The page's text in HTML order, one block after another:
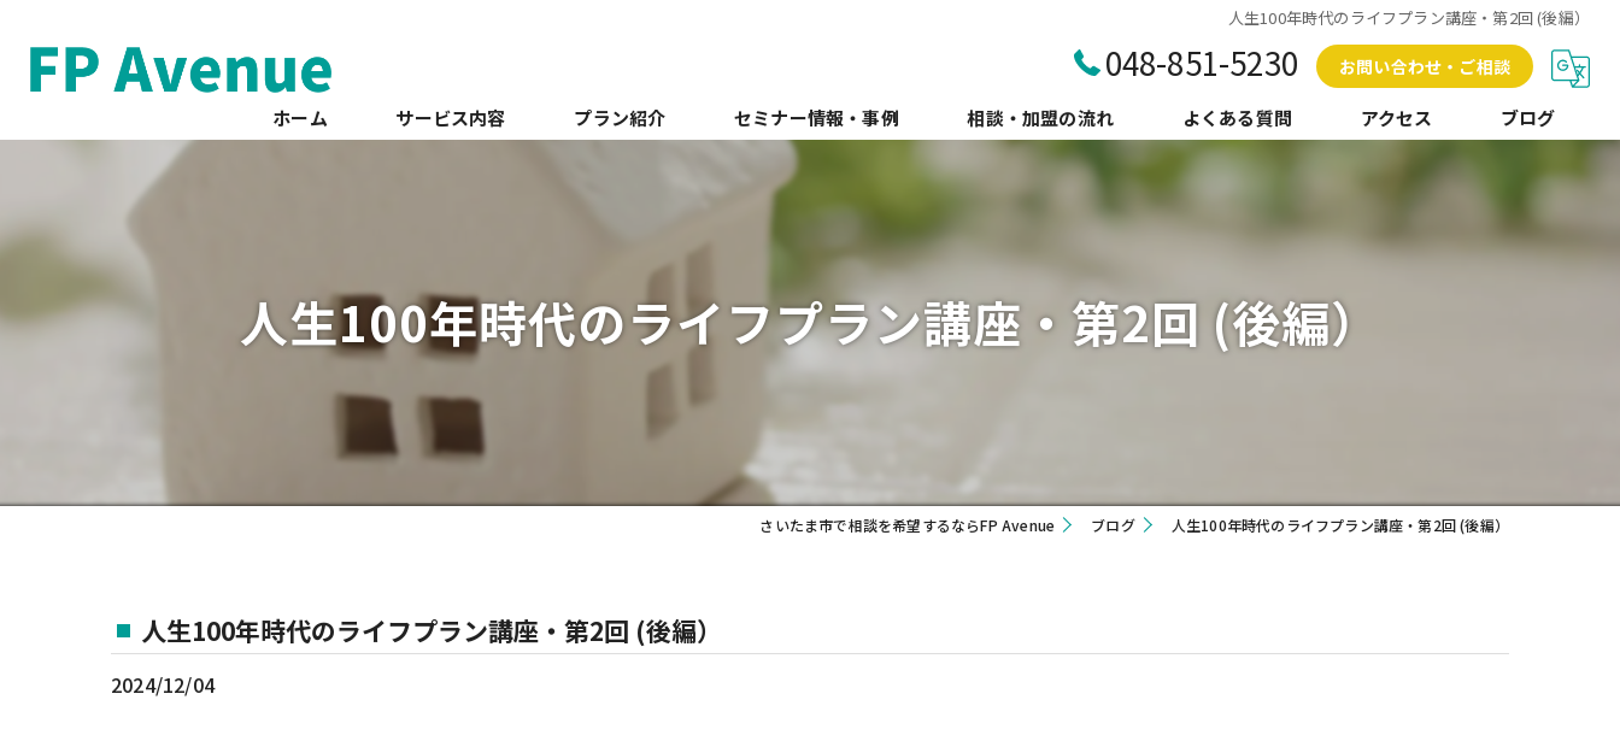
人生100年時代のライフプラン講座・第2回 (後編）
048-851-5230 お問い合わせ・ご相談
ホーム サービス内容 プラン紹介 セミナー情報・事例 相談・加盟の流れ よくある質問 アクセス ブログ
人生100年時代のライフプラン講座・第2回 (後編）
さいたま市で相談を希望するならFP Avenue ブログ 人生100年時代のライフプラン講座・第2回 (後編）
人生100年時代のライフプラン講座・第2回 (後編）
2024/12/04